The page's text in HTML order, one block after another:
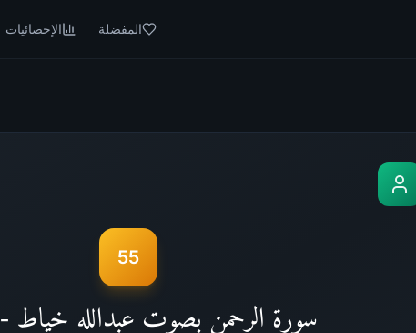
المفضلة الإحصائيات
55
سورة الرحمن بصوت عبدالله خياط - MP3